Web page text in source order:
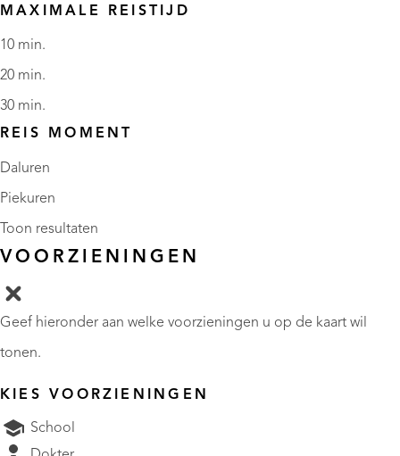
MAXIMALE REISTIJD
10 min.
20 min.
30 min.
REIS MOMENT
Daluren
Piekuren
Toon resultaten
VOORZIENINGEN
Geef hieronder aan welke voorzieningen u op de kaart wil
tonen.
KIES VOORZIENINGEN
School